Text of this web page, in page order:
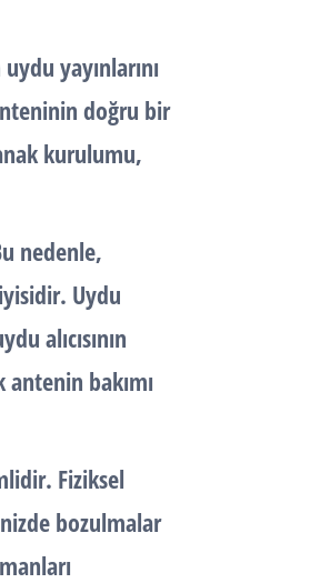
yayınlarını
doğru bir
kurulumu,
nedenle,
Uydu
alıcısının
bakımı
Fiziksel
bozulmalar